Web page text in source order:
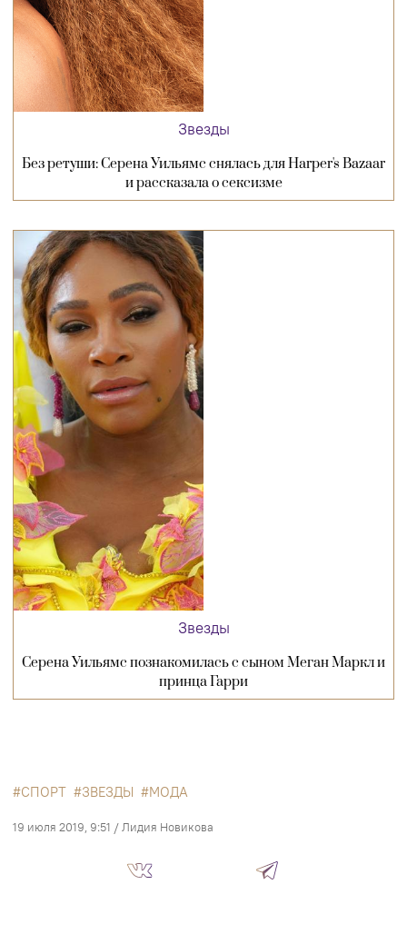
Звезды
Без ретуши: Серена Уильямс снялась для Harper's Bazaar
и рассказала о сексизме
Звезды
Серена Уильямс познакомилась с сыном Меган Маркл и
принца Гарри
СПОРТ ЗВЕЗДЫ МОДА
19 июля 2019, 9:51 / Лидия Новикова